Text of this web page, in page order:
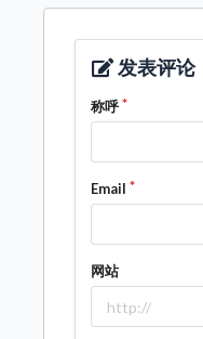
发表评论
称呼
Email
网站